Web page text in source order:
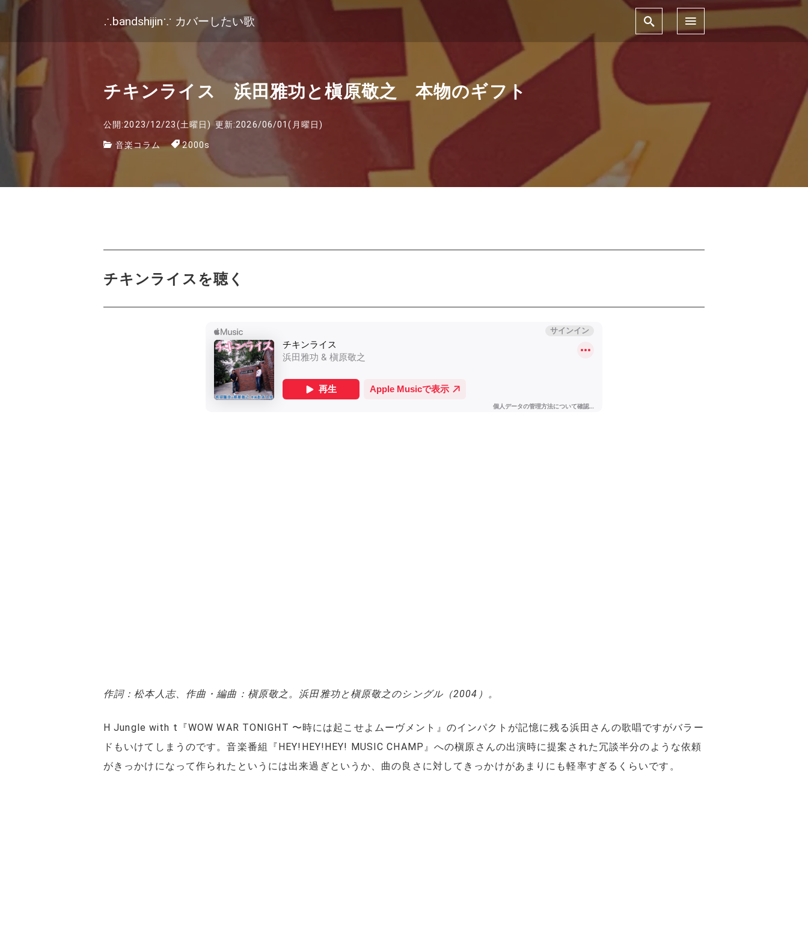
∴bandshijin∵ カバーしたい歌
チキンライス 浜田雅功と槇原敬之 本物のギフト
公開:2023/12/23(土曜日) 更新:2026/06/01(月曜日)
音楽コラム
2000s
チキンライスを聴く
作詞：松本人志、作曲・編曲：槇原敬之。浜田雅功と槇原敬之のシングル（2004）。
H Jungle with t『WOW WAR TONIGHT 〜時には起こせよムーヴメント』のインパクトが記憶に残る浜田さんの歌唱ですがバラー
ドもいけてしまうのです。音楽番組『HEY!HEY!HEY! MUSIC CHAMP』への槇原さんの出演時に提案された冗談半分のような依頼
がきっかけになって作られたというには出来過ぎというか、曲の良さに対してきっかけがあまりにも軽率すぎるくらいです。